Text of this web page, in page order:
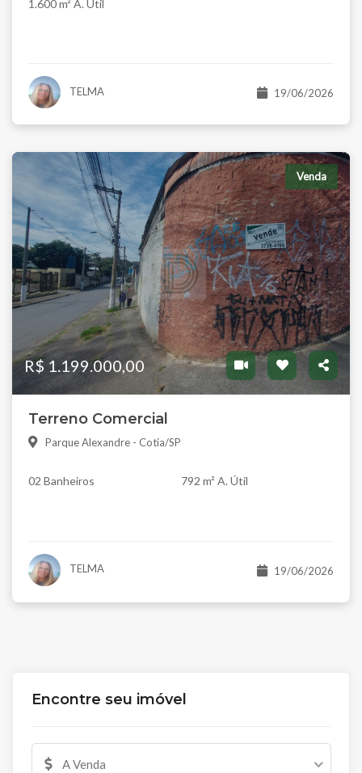
Encontre seu imóvel
A Venda
1.600 m² A. Útil
TELMA 19/06/2026
Venda
R$ 1.199.000,00
Terreno Comercial
Parque Alexandre - Cotia/SP
02 Banheiros 792 m² A. Útil
TELMA 19/06/2026